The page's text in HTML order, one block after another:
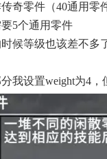
奇零件（40通用零
5个通用零件
候等级也该差不多
我设置weight为4